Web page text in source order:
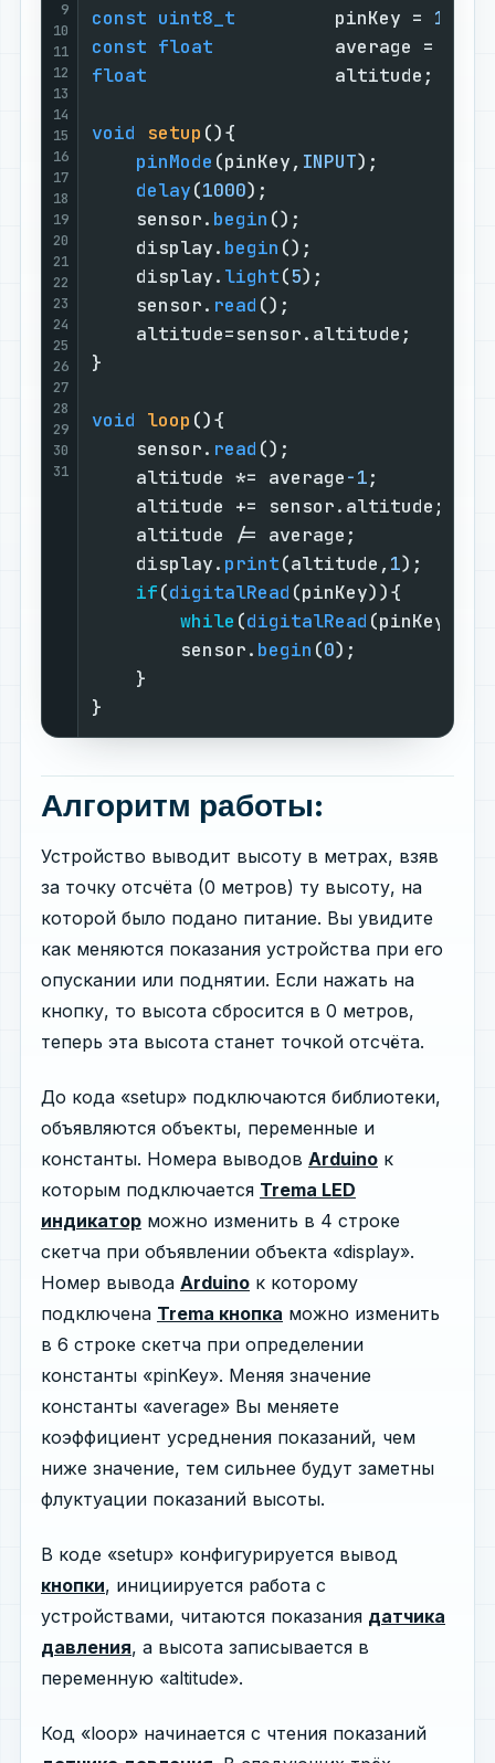
9
10
11
12
13
14
15
16
17
18
19
20
21
22
23
24
25
26
27
28
29
30
31
const uint8_t
         pinKey =
12
const float
           average =
float
void setup ()
pinMode (pinKey, INPUT
delay(1000
    sensor.
begin
    display.
begin
    display.
light(5
    sensor.
read
void loop ()
    sensor.
read
    altitude *= average
-1
altitude +=
altitude /=
    display.
print(altitude, 1
if(digitalRead
while (digitalRead (pinKey)){
        sensor.
begin (0);
Алгоритм работы:
Устройство выводит высоту в метрах, взяв
за точку отсчёта (0 метров) ту высоту, на
которой было подано питание. Вы увидите
как меняются показания устройства при его
опускании или поднятии. Если нажать на
кнопку, то высота сбросится в 0 метров,
теперь эта высота станет точкой отсчёта.
До кода «setup» подключаются библиотеки,
объявляются объекты, переменные и
константы. Номера выводов Arduino к
которым подключается Trema LED
индикатор можно изменить в 4 строке
скетча при объявлении объекта «display».
Номер вывода Arduino к которому
подключена Trema кнопка можно изменить
в 6 строке скетча при определении
константы «pinKey». Меняя значение
константы «average» Вы меняете
коэффициент усреднения показаний, чем
ниже значение, тем сильнее будут заметны
флуктуации показаний высоты.
В коде «setup» конфигурируется вывод
кнопки, инициируется работа с
устройствами, читаются показания датчика
давления, а высота записывается в
переменную «altitude».
Код «loop» начинается с чтения показаний